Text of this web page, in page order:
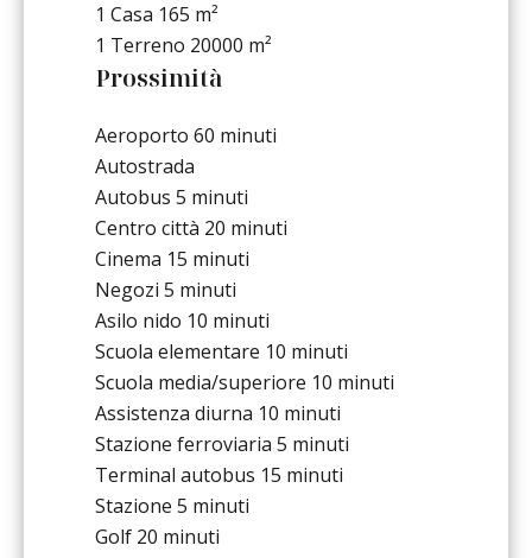
1 Casa 165 m²
1 Terreno 20000 m²
Prossimità
Aeroporto 60 minuti
Autostrada
Autobus 5 minuti
Centro città 20 minuti
Cinema 15 minuti
Negozi 5 minuti
Asilo nido 10 minuti
Scuola elementare 10 minuti
Scuola media/superiore 10 minuti
Assistenza diurna 10 minuti
Stazione ferroviaria 5 minuti
Terminal autobus 15 minuti
Stazione 5 minuti
Golf 20 minuti